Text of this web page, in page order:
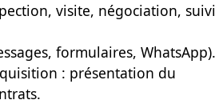
visite, négociation, suivi
formulaires, WhatsApp).
: présentation du